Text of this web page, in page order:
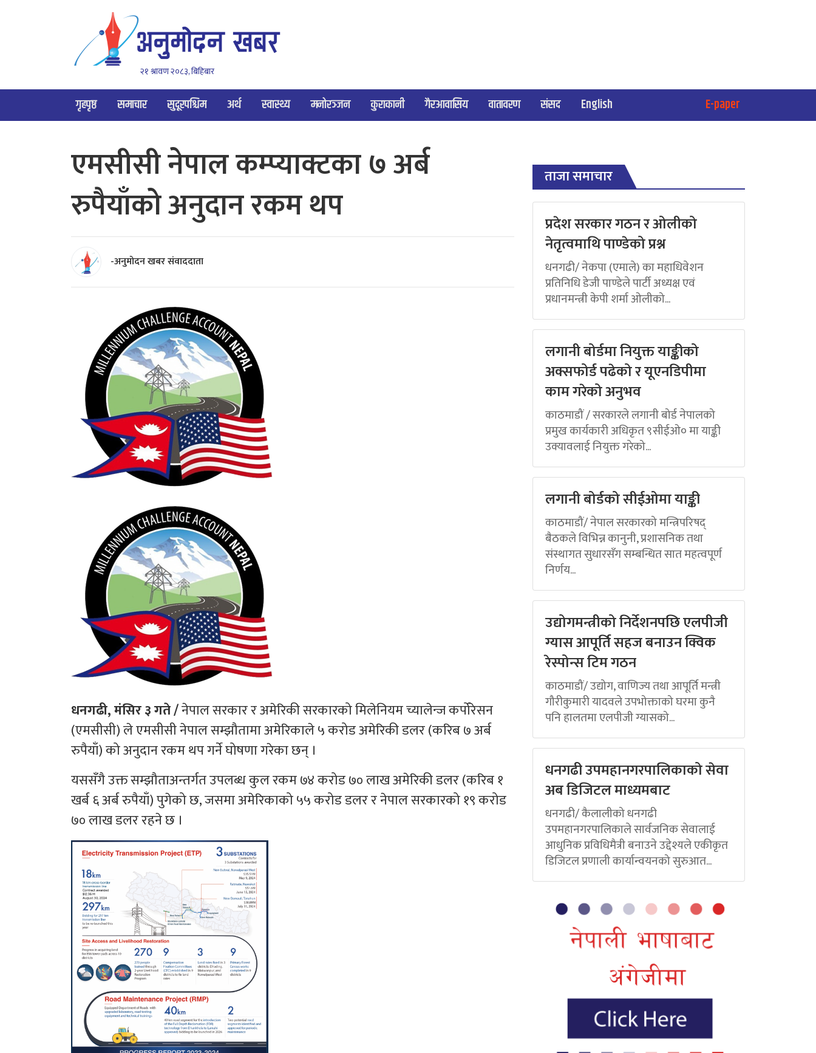
२१ श्रावण २०८३, बिहिबार
गृहपृष्ठ समाचार सुदूरपश्चिम अर्थ स्वास्थ्य मनोरञ्जन कुराकानी गैरआवासिय वातावरण संसद English E-paper
एमसीसी नेपाल कम्प्याक्टका ७ अर्ब
रुपैयाँको अनुदान रकम थप
-अनुमोदन खबर संवाददाता
धनगढी, मंसिर ३ गते /नेपाल सरकार र अमेरिकी सरकारको मिलेनियम च्यालेन्ज कर्पोरेसन
(एमसीसी) ले एमसीसी नेपाल सम्झौतामा अमेरिकाले ५ करोड अमेरिकी डलर (करिब ७ अर्ब
रुपैयाँ) को अनुदान रकम थप गर्ने घोषणा गरेका छन् ।
यससँगै उक्त सम्झौताअन्तर्गत उपलब्ध कुल रकम ७४ करोड ७० लाख अमेरिकी डलर (करिब १
खर्ब ६ अर्ब रुपैयाँ) पुगेको छ, जसमा अमेरिकाको ५५ करोड डलर र नेपाल सरकारको १९ करोड
७० लाख डलर रहने छ ।
ताजा समाचार
प्रदेश सरकार गठन र ओलीको
नेतृत्वमाथि पाण्डेको प्रश्न
धनगढी/ नेकपा (एमाले) का महाधिवेशन
प्रतिनिधि डेजी पाण्डेले पार्टी अध्यक्ष एवं
प्रधानमन्त्री केपी शर्मा ओलीको...
लगानी बोर्डमा नियुक्त याङ्कीको
अक्सफोर्ड पढेको र यूएनडिपीमा
काम गरेको अनुभव
काठमाडौं / सरकारले लगानी बोर्ड नेपालको
प्रमुख कार्यकारी अधिकृत ९सीईओ० मा याङ्की
उक्यावलाई नियुक्त गरेको...
लगानी बोर्डको सीईओमा याङ्की
काठमाडौं/ नेपाल सरकारको मन्त्रिपरिषद्
बैठकले विभिन्न कानुनी, प्रशासनिक तथा
संस्थागत सुधारसँग सम्बन्धित सात महत्वपूर्ण
निर्णय...
उद्योगमन्त्रीको निर्देशनपछि एलपीजी
ग्यास आपूर्ति सहज बनाउन क्विक
रेस्पोन्स टिम गठन
काठमाडौं/ उद्योग, वाणिज्य तथा आपूर्ति मन्त्री
गौरीकुमारी यादवले उपभोक्ताको घरमा कुनै
पनि हालतमा एलपीजी ग्यासको...
धनगढी उपमहानगरपालिकाको सेवा
अब डिजिटल माध्यमबाट
धनगढी/ कैलालीको धनगढी
उपमहानगरपालिकाले सार्वजनिक सेवालाई
आधुनिक प्रविधिमैत्री बनाउने उद्देश्यले एकीकृत
डिजिटल प्रणाली कार्यान्वयनको सुरुआत...